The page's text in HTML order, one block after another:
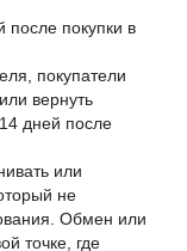
после покупки в
покупатели
вернуть
дней после
или
не
Обмен или
точке, где